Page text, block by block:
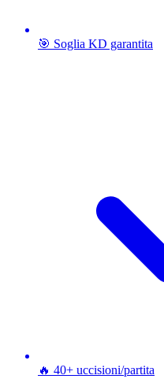
🎯 Soglia KD garantita
🔥 40+ uccisioni/partita